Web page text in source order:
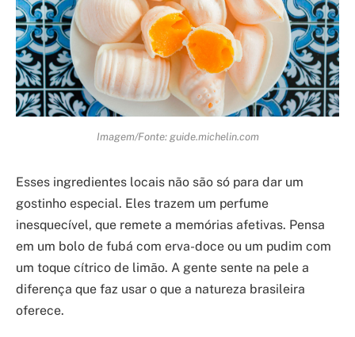
Imagem/Fonte: guide.michelin.com
Esses ingredientes locais não são só para dar um
gostinho especial. Eles trazem um perfume
inesquecível, que remete a memórias afetivas. Pensa
em um bolo de fubá com erva-doce ou um pudim com
um toque cítrico de limão. A gente sente na pele a
diferença que faz usar o que a natureza brasileira
oferece.